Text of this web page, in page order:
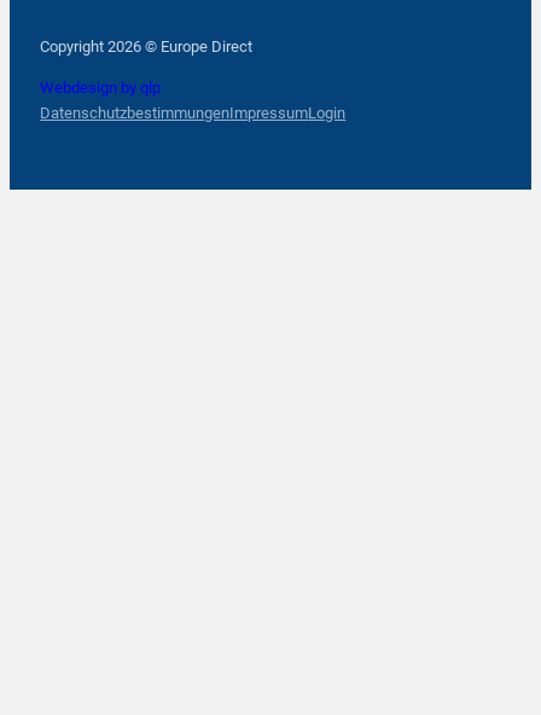
Copyright 2026 © Europe Direct
Webdesign by qlp
DatenschutzbestimmungenImpressumLogin